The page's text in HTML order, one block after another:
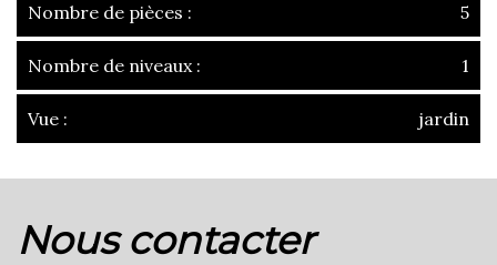
Nombre de pièces : 5
Nombre de niveaux : 1
Vue : jardin
+nous contacter